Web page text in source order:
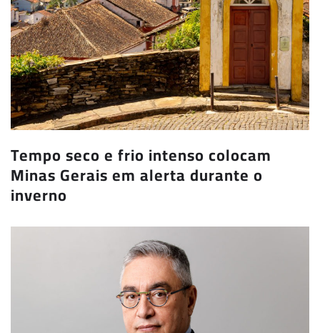
Tempo seco e frio intenso colocam
Minas Gerais em alerta durante o
inverno